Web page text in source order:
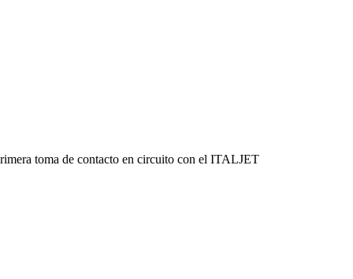
toma de contacto en circuito con el ITALJET